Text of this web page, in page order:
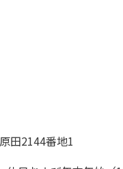
田2144番地1